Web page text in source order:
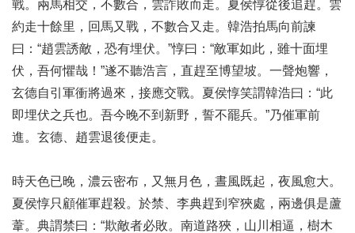
戰。兩馬相交，不數合，雲詐敗而走。夏侯惇從後追趕。雲
約走十餘里，回馬又戰，不數合又走。韓浩拍馬向前諫
曰：“趙雲誘敵，恐有埋伏。”惇曰：“敵軍如此，雖十面埋
伏，吾何懼哉！”遂不聽浩言，直趕至博望坡。一聲炮響，
玄德自引軍衝將過來，接應交戰。夏侯惇笑謂韓浩曰：“此
即埋伏之兵也。吾今晚不到新野，誓不罷兵。”乃催軍前
進。玄德、趙雲退後便走。
時天色已晚，濃云密布，又無月色，晝風既起，夜風愈大。
夏侯惇只顧催軍趕殺。於禁、李典趕到窄狹處，兩邊俱是蘆
葦。典謂禁曰：“欺敵者必敗。南道路狹，山川相逼，樹木